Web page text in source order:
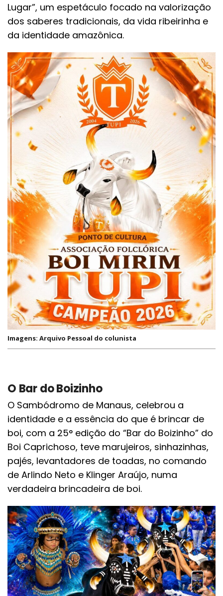
Lugar”, um espetáculo focado na valorização
dos saberes tradicionais, da vida ribeirinha e
da identidade amazônica.
Imagens: Arquivo Pessoal do colunista
O Bar do Boizinho
O Sambódromo de Manaus, celebrou a
identidade e a essência do que é brincar de
boi, com a 25° edição do “Bar do Boizinho” do
Boi Caprichoso, teve marujeiros, sinhazinhas,
pajés, levantadores de toadas, no comando
de Arlindo Neto e Klinger Araújo, numa
verdadeira brincadeira de boi.